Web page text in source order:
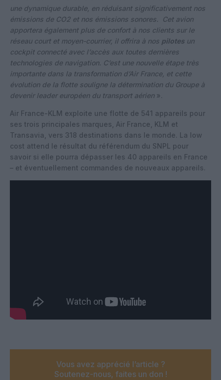
une dynamique durable, en réduisant significativement nos
émissions de CO2 et nos émissions sonores. Cet avion
apportera également plus de confort à nos clients sur le
réseau court et moyen-courrier, il offrira à nos pilotes un
cockpit connecté avec l’accès aux toutes dernières
technologies de navigation. C’est une nouvelle étape très
importante dans la transformation d’Air France, et cette
évolution de la flotte souligne la détermination du Groupe à
devenir leader européen du transport aérien ».
Air France-KLM exploite une flotte de 541 appareils pour
ses trois principales marques, Air France, KLM et
Transavia, vers 318 destinations dans le monde. La low
cost attend le résultat du référendum du SNPL pour
savoir si elle pourra dépasser les 40 appareils en France
– et éventuellement commandes de nouveaux appareils.
Vous avez apprécié l’article ?
Soutenez-nous, faites un don !